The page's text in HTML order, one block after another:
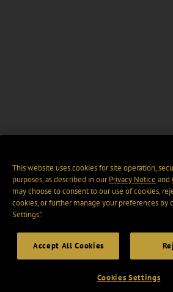
This website uses cookies for site operation,
purposes, as described in ourPrivacy Notice and
may choose to consent to our use of cookies,
cookies, or further manage your preferences by
Settings".
Accept All Cookies
Cookies Settings